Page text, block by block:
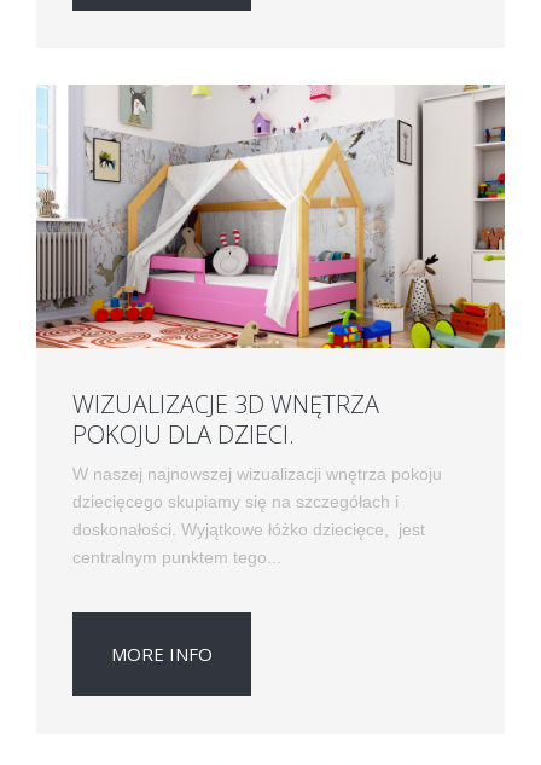
WIZUALIZACJE 3D WNĘTRZA
POKOJU DLA DZIECI.
W naszej najnowszej wizualizacji wnętrza pokoju
dziecięcego skupiamy się na szczegółach i
doskonałości. Wyjątkowe łóżko dziecięce, jest
centralnym punktem tego...
MORE INFO